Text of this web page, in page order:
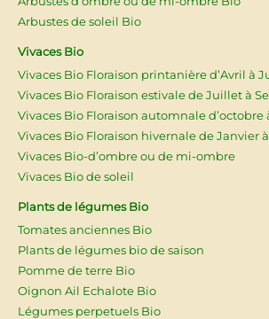
Arbustes de soleil Bio
Vivaces Bio
Vivaces Bio Floraison printanière d’Avril à
Vivaces Bio Floraison estivale de Juillet à
Vivaces Bio Floraison automnale d’octobre
Vivaces Bio Floraison hivernale de Janvier
Vivaces Bio-d’ombre ou de mi-ombre
Vivaces Bio de soleil
Plants de légumes Bio
Tomates anciennes Bio
Plants de légumes bio de saison
Pomme de terre Bio
Oignon Ail Echalote Bio
Légumes perpetuels Bio